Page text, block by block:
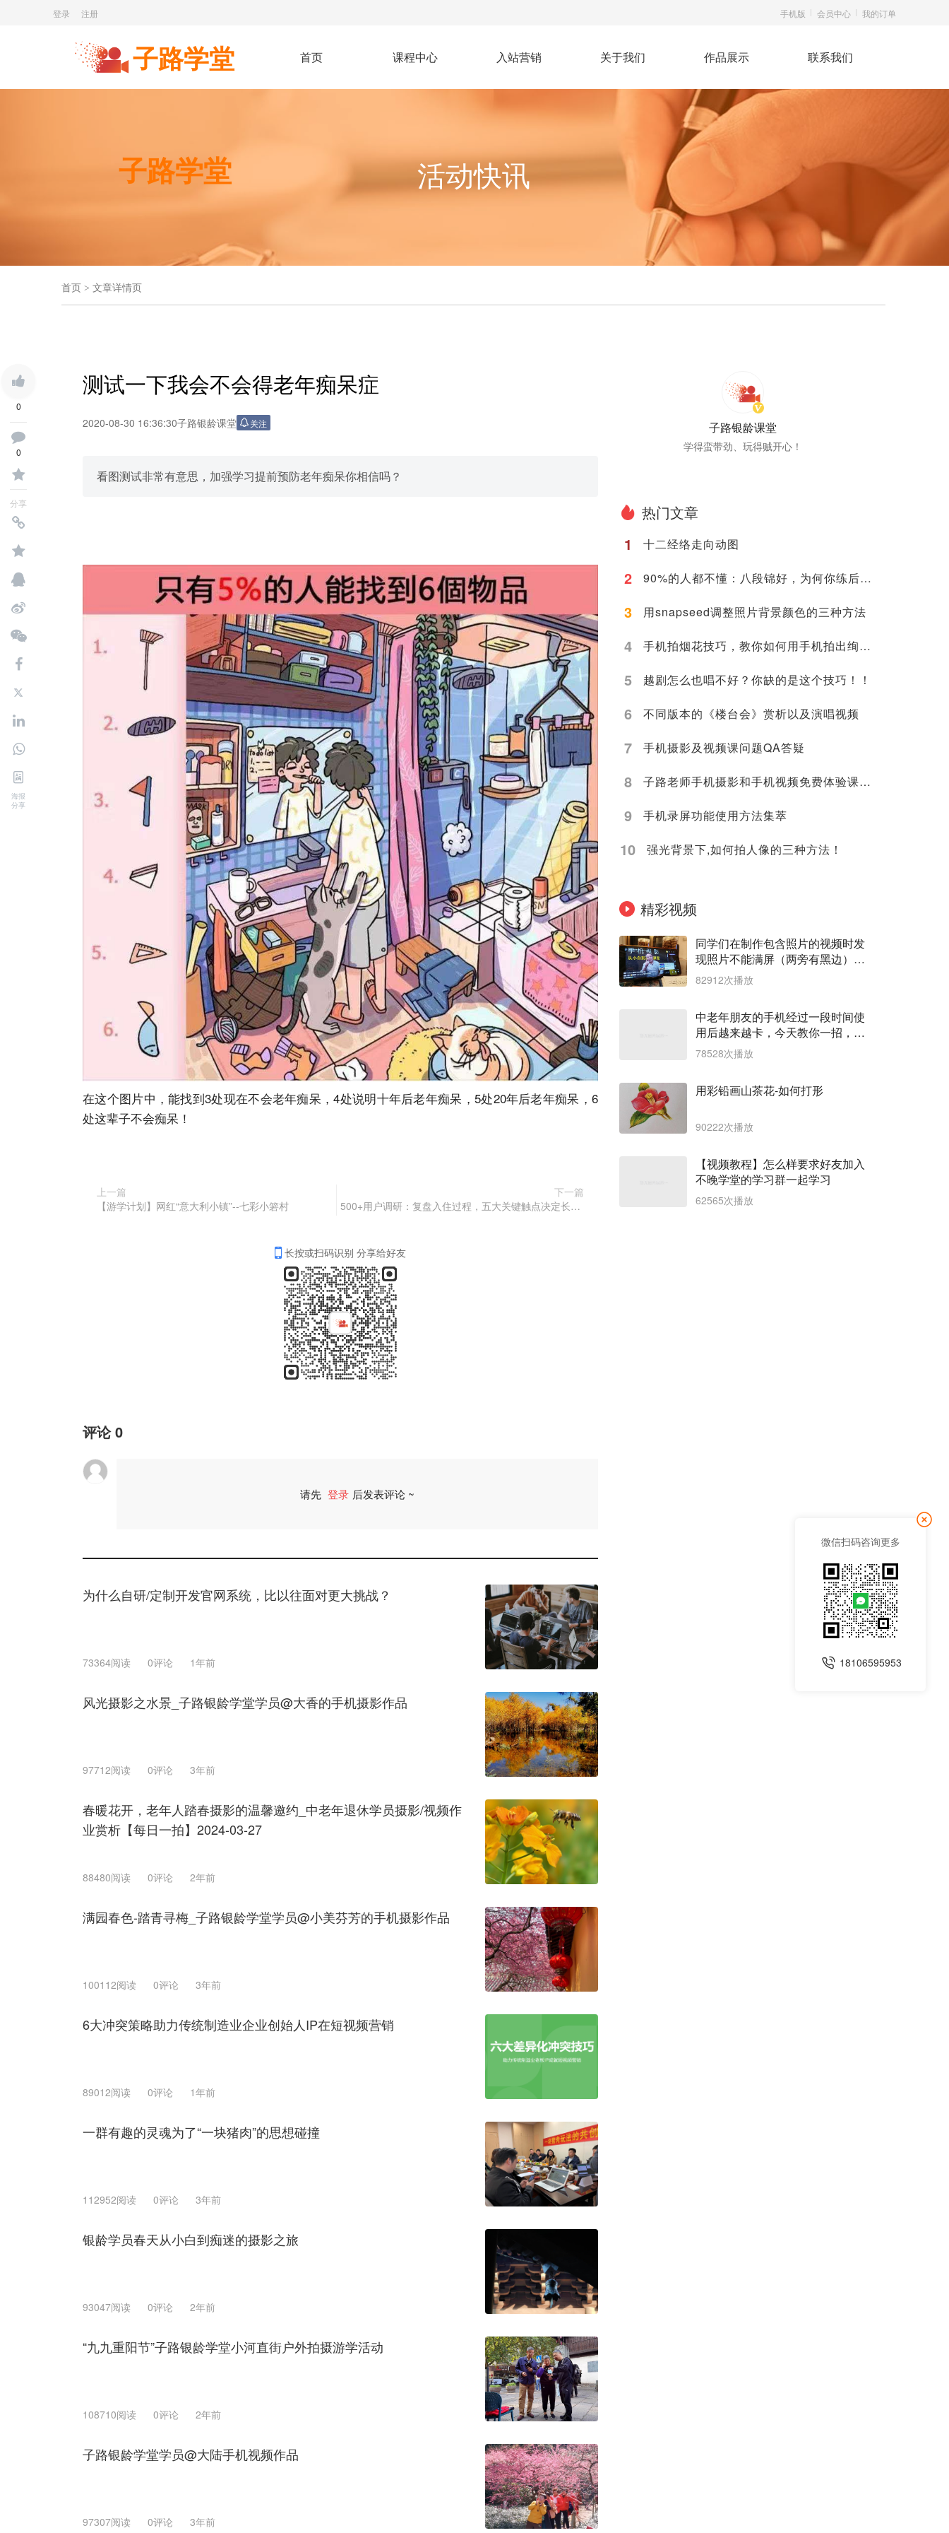
登录 注册 手机版 会员中心 我的订单
首页 课程中心 入站营销 关于我们 作品展示 联系我们
子路学堂
子路学堂
活动快讯
首页 > 文章详情页
0
0
分享
海报
分享
测试一下我会不会得老年痴呆症
2020-08-30 16:36:30子路银龄课堂 关注
看图测试非常有意思，加强学习提前预防老年痴呆你相信吗？
在这个图片中，能找到3处现在不会老年痴呆，4处说明十年后老年痴呆，5处20年后老年痴呆，6
处这辈子不会痴呆！
上一篇
【游学计划】网红“意大利小镇”--七彩小箬村
下一篇
500+用户调研：复盘入住过程，五大关键触点决定长者如何选择中高端养老机构
长按或扫码识别 分享给好友
评论0
请先 登录 后发表评论 ~
为什么自研/定制开发官网系统，比以往面对更大挑战？
73364阅读 0评论 1年前
风光摄影之水景_子路银龄学堂学员@大香的手机摄影作品
97712阅读 0评论 3年前
春暖花开，老年人踏春摄影的温馨邀约_中老年退休学员摄影/视频作
业赏析【每日一拍】2024-03-27
88480阅读 0评论 2年前
满园春色-踏青寻梅_子路银龄学堂学员@小美芬芳的手机摄影作品
100112阅读 0评论 3年前
6大冲突策略助力传统制造业企业创始人IP在短视频营销
89012阅读 0评论 1年前
一群有趣的灵魂为了“一块猪肉”的思想碰撞
112952阅读 0评论 3年前
银龄学员春天从小白到痴迷的摄影之旅
93047阅读 0评论 2年前
“九九重阳节”子路银龄学堂小河直街户外拍摄游学活动
108710阅读 0评论 2年前
子路银龄学堂学员@大陆手机视频作品
97307阅读 0评论 3年前
子路银龄课堂
学得蛮带劲、玩得贼开心！
热门文章
1
十二经络走向动图
2 90%的人都不懂：八段锦好，为何你练后却没效果？
3 用snapseed调整照片背景颜色的三种方法
4 手机拍烟花技巧，教你如何用手机拍出绚烂的烟花照
5 越剧怎么也唱不好？你缺的是这个技巧！！
6 不同版本的《楼台会》赏析以及演唱视频
7 手机摄影及视频课问题QA答疑
8 子路老师手机摄影和手机视频免费体验课_课程清单
9 手机录屏功能使用方法集萃
10 ​ 强光背景下,如何拍人像的三种方法！
精彩视频
同学们在制作包含照片的视频时发
现照片不能满屏（两旁有黑边），
怎么解决？下节课统统教会你
82912次播放
中老年朋友的手机经过一段时间使
用后越来越卡，今天教你一招，让
手机清扫如新，用得飞起来
78528次播放
用彩铅画山茶花-如何打形
90222次播放
【视频教程】怎么样要求好友加入
不晚学堂的学习群一起学习
62565次播放
微信扫码咨询更多
18106595953